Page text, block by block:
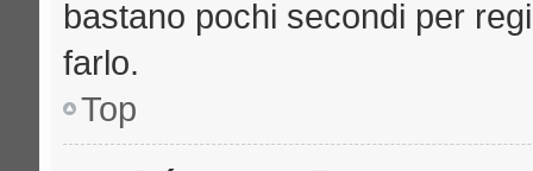
bastano pochi secondi per
farlo.
Top